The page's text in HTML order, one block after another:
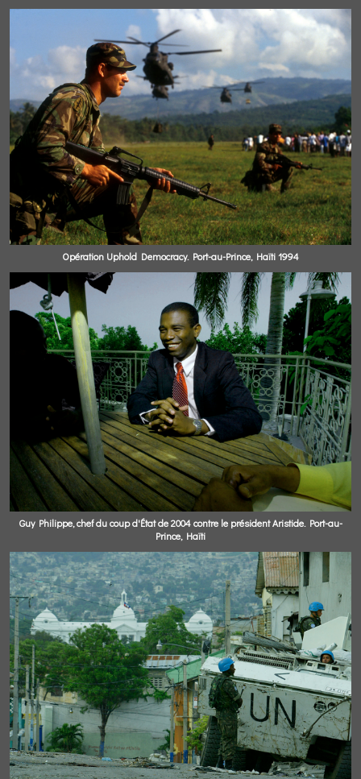
Opération Uphold Democracy. Port-au-Prince, Haïti 1994
Guy Philippe, chef du coup d'État de 2004 contre le président Aristide. Port-au-
Prince, Haïti